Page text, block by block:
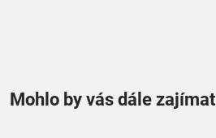
Mohlo by vás dále zajímat